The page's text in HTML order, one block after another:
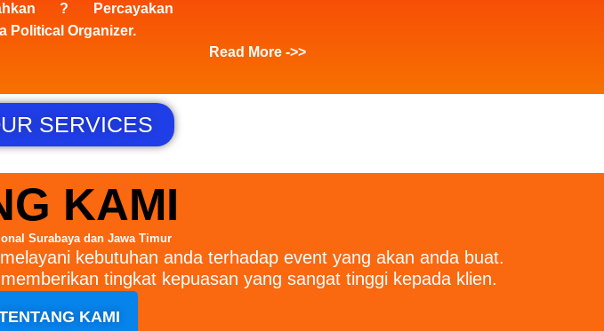
? Percayakan
Political Organizer.
Read More ->>
SERVICES
KAMI
Surabaya dan Jawa Timur
kebutuhan anda terhadap event yang akan anda buat.
tingkat kepuasan yang sangat tinggi kepada klien.
KAMI